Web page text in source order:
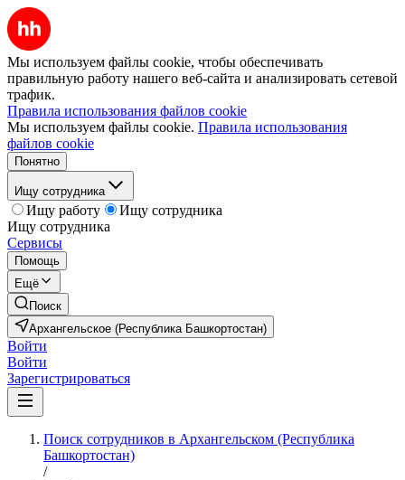
Мы используем файлы cookie, чтобы обеспечивать
правильную работу нашего веб-сайта и анализировать сетевой
трафик.
Правила использования файлов cookie
Мы используем файлы cookie. Правила использования
файлов cookie
Понятно
Ищу сотрудника
Ищу работу
Ищу сотрудника
Ищу сотрудника
Сервисы
Помощь
Ещё
Поиск
Архангельское (Республика Башкортостан)
Войти
Войти
Зарегистрироваться
Поиск сотрудников в Архангельском (Республика
Башкортостан)
/